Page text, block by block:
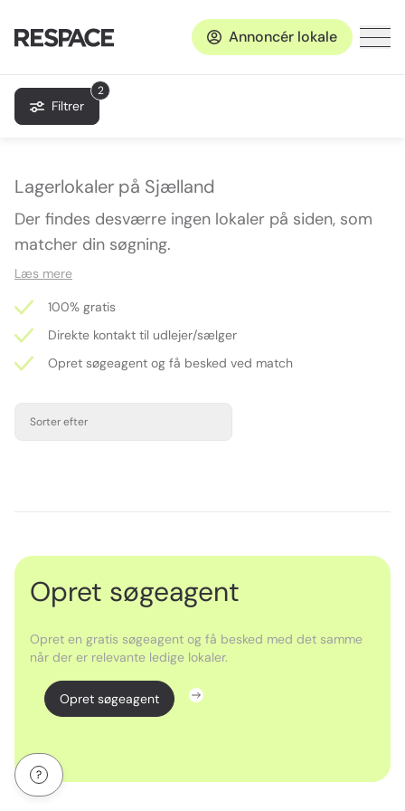
Annoncér lokale
2
Filtrer
Lagerlokaler på Sjælland
Der findes desværre ingen lokaler på siden, som
matcher din søgning.
Læs mere
100% gratis
Direkte kontakt til udlejer/sælger
Opret søgeagent og få besked ved match
Sorter efter
Opret søgeagent
Opret en gratis søgeagent og få besked med det samme
når der er relevante ledige lokaler.
Opret søgeagent